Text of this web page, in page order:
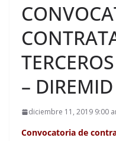
– DIREMID
diciembre 11, 2019 9:00
Convocatoria de